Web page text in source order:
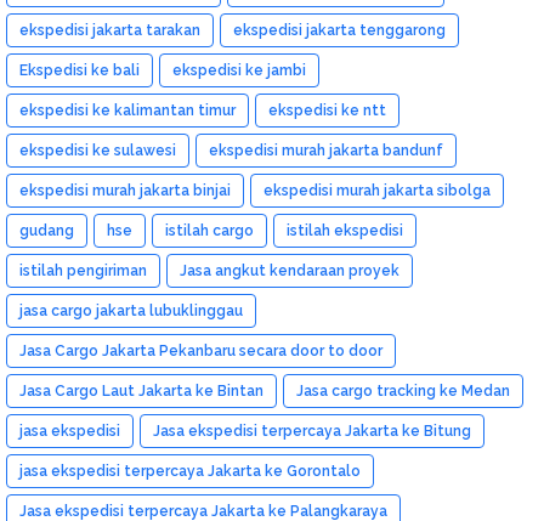
ekspedisi jakarta tarakan ekspedisi jakarta tenggarong
Ekspedisi ke bali ekspedisi ke jambi
ekspedisi ke kalimantan timur ekspedisi ke ntt
ekspedisi ke sulawesi ekspedisi murah jakarta bandunf
ekspedisi murah jakarta binjai ekspedisi murah jakarta sibolga
gudang hse istilah cargo istilah ekspedisi
istilah pengiriman Jasa angkut kendaraan proyek
jasa cargo jakarta lubuklinggau
Jasa Cargo Jakarta Pekanbaru secara door to door
Jasa Cargo Laut Jakarta ke Bintan Jasa cargo tracking ke Medan
jasa ekspedisi Jasa ekspedisi terpercaya Jakarta ke Bitung
jasa ekspedisi terpercaya Jakarta ke Gorontalo
Jasa ekspedisi terpercaya Jakarta ke Palangkaraya